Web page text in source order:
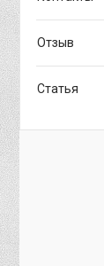
Отзыв
Статья